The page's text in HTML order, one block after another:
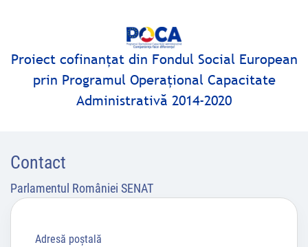
Proiect cofinanţat din Fondul Social European
prin Programul Operaţional Capacitate
Administrativă 2014-2020
Contact
Parlamentul României SENAT
Adresă poştală